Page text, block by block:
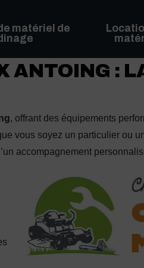
matériel de
ANTOING :
, offrant des équipements
vous soyez un particulier ou
accompagnement